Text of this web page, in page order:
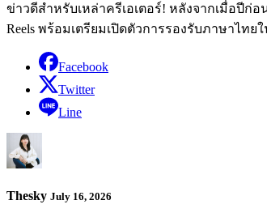
ข่าวดีสำหรับเหล่าครีเอเตอร์! หลังจากเมื่อปีก่
Reels พร้อมเตรียมเปิดตัวการรองรับภาษาไทย
Facebook
Twitter
Line
Thesky July 16, 2026